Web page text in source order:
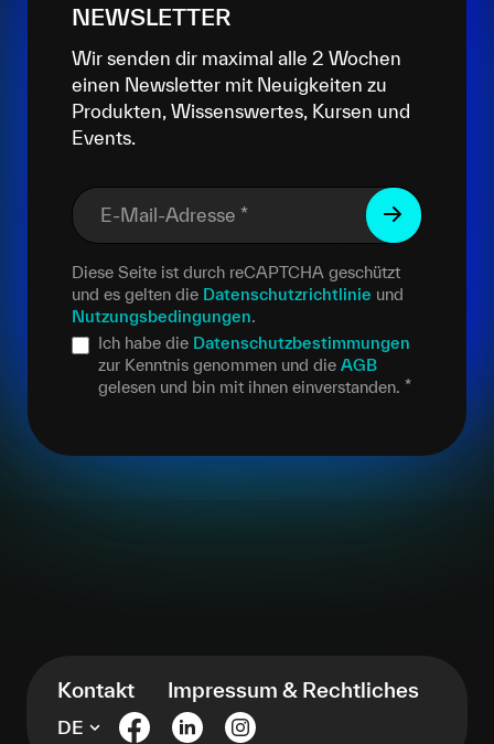
NEWSLETTER
Wir senden dir maximal alle 2 Wochen
einen Newsletter mit Neuigkeiten zu
Produkten, Wissenswertes, Kursen und
Events.
E-Mail-Adresse *
Diese Seite ist durch reCAPTCHA geschützt
und es gelten die Datenschutzrichtlinie und
Nutzungsbedingungen.
Ich habe die Datenschutzbestimmungen
zur Kenntnis genommen und die AGB
gelesen und bin mit ihnen einverstanden. *
Kontakt Impressum & Rechtliches
DE